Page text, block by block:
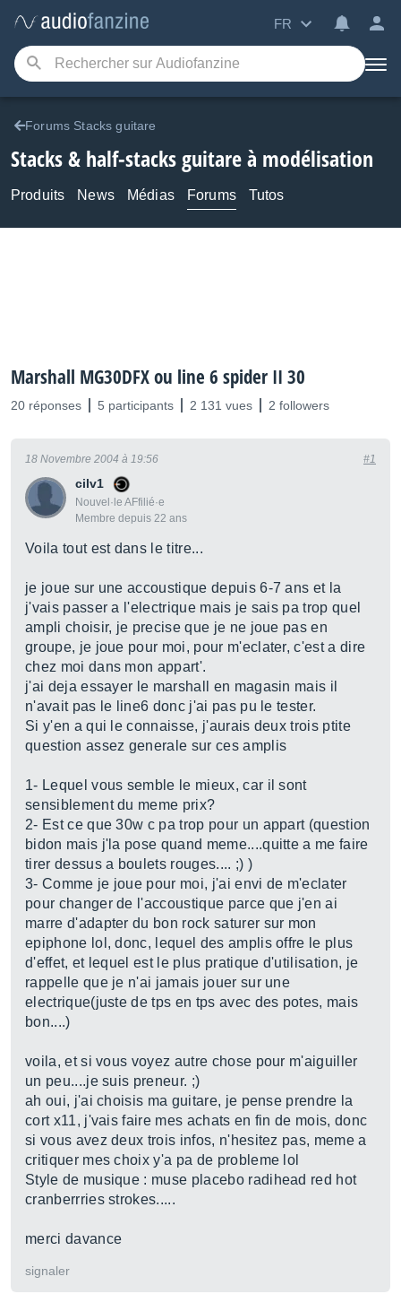
FR
Forums Stacks guitare
Stacks & half-stacks guitare à modélisation
Produits News Médias Forums Tutos
Marshall MG30DFX ou line 6 spider II 30
20 réponses 5 participants 2 131 vues 2 followers
cilv1
Nouvel·le AFfilié·e
Membre depuis 22 ans
18 Novembre 2004 à 19:56 #1
Voila tout est dans le titre...
je joue sur une accoustique depuis 6-7 ans et la
j'vais passer a l'electrique mais je sais pa trop quel
ampli choisir, je precise que je ne joue pas en
groupe, je joue pour moi, pour m'eclater, c'est a dire
chez moi dans mon appart'.
j'ai deja essayer le marshall en magasin mais il
n'avait pas le line6 donc j'ai pas pu le tester.
Si y'en a qui le connaisse, j'aurais deux trois ptite
question assez generale sur ces amplis
1- Lequel vous semble le mieux, car il sont
sensiblement du meme prix?
2- Est ce que 30w c pa trop pour un appart (question
bidon mais j'la pose quand meme....quitte a me faire
tirer dessus a boulets rouges.... ;) )
3- Comme je joue pour moi, j'ai envi de m'eclater
pour changer de l'accoustique parce que j'en ai
marre d'adapter du bon rock saturer sur mon
epiphone lol, donc, lequel des amplis offre le plus
d'effet, et lequel est le plus pratique d'utilisation, je
rappelle que je n'ai jamais jouer sur une
electrique(juste de tps en tps avec des potes, mais
bon....)
voila, et si vous voyez autre chose pour m'aiguiller
un peu....je suis preneur. ;)
ah oui, j'ai choisis ma guitare, je pense prendre la
cort x11, j'vais faire mes achats en fin de mois, donc
si vous avez deux trois infos, n'hesitez pas, meme a
critiquer mes choix y'a pa de probleme lol
Style de musique : muse placebo radihead red hot
cranberrries strokes.....
merci davance
signaler